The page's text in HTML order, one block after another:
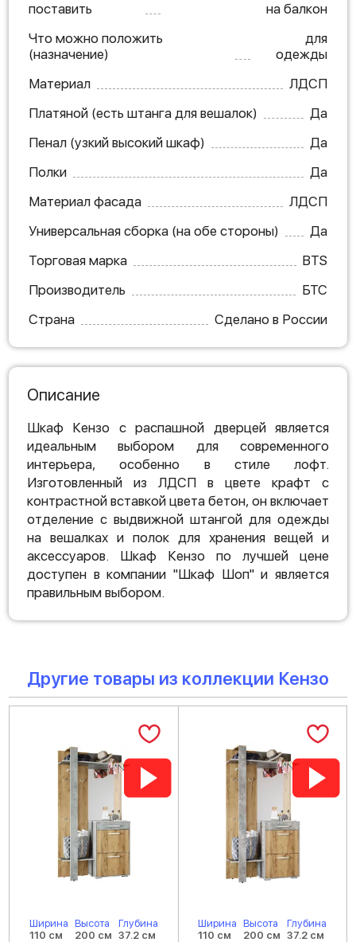
поставить
на балкон
Что можно положить
(назначение)
для
одежды
Материал
ЛДСП
Платяной (есть штанга для вешалок)
Да
Пенал (узкий высокий шкаф)
Да
Полки
Да
Материал фасада
ЛДСП
Универсальная сборка (на обе стороны)
Да
Торговая марка
BTS
Производитель
БТС
Страна
Сделано в России
Описание
Шкаф Кензо с распашной дверцей является
идеальным выбором для современного
интерьера, особенно в стиле лофт.
Изготовленный из ЛДСП в цвете крафт с
контрастной вставкой цвета бетон, он включает
отделение с выдвижной штангой для одежды
на вешалках и полок для хранения вещей и
аксессуаров. Шкаф Кензо по лучшей цене
доступен в компании "Шкаф Шоп" и является
правильным выбором.
Другие товары из коллекции Кензо
Ширина
110 см
Высота
200 см
Глубина
37.2 см
Ширина
110 см
Высота
200 см
Глубина
37.2 см